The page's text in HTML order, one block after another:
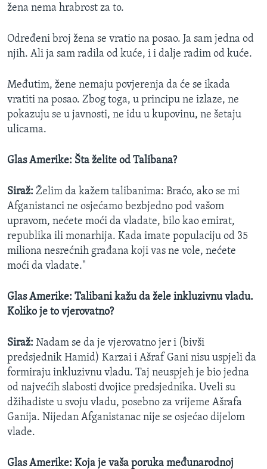
žena nema hrabrost za to.
Određeni broj žena se vratio na posao. Ja sam jedna od
njih. Ali ja sam radila od kuće, i i dalje radim od kuće.
Međutim, žene nemaju povjerenja da će se ikada
vratiti na posao. Zbog toga, u principu ne izlaze, ne
pokazuju se u javnosti, ne idu u kupovinu, ne šetaju
ulicama.
Glas Amerike: Šta želite od Talibana?
Siraž: Želim da kažem talibanima: Braćo, ako se mi
Afganistanci ne osjećamo bezbjedno pod vašom
upravom, nećete moći da vladate, bilo kao emirat,
republika ili monarhija. Kada imate populaciju od 35
miliona nesrećnih građana koji vas ne vole, nećete
moći da vladate."
Glas Amerike: Talibani kažu da žele inkluzivnu vladu.
Koliko je to vjerovatno?
Siraž: Nadam se da je vjerovatno jer i (bivši
predsjednik Hamid) Karzai i Ašraf Gani nisu uspjeli da
formiraju inkluzivnu vladu. Taj neuspjeh je bio jedna
od najvećih slabosti dvojice predsjednika. Uveli su
džihadiste u svoju vladu, posebno za vrijeme Ašrafa
Ganija. Nijedan Afganistanac nije se osjećao dijelom
vlade.
Glas Amerike: Koja je vaša poruka međunarodnoj